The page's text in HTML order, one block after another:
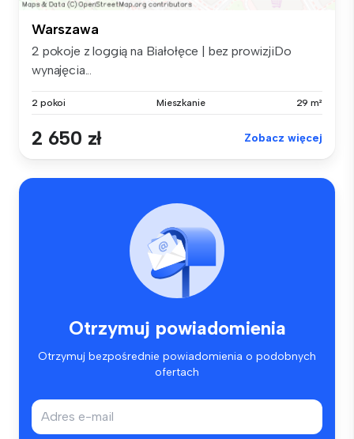
Warszawa
2 pokoje z loggią na Białołęce | bez prowizjiDo
wynajęcia...
2 pokoi Mieszkanie 29 m²
2 650 zł Zobacz więcej
Otrzymuj powiadomienia
Otrzymuj bezpośrednie powiadomienia o podobnych
ofertach